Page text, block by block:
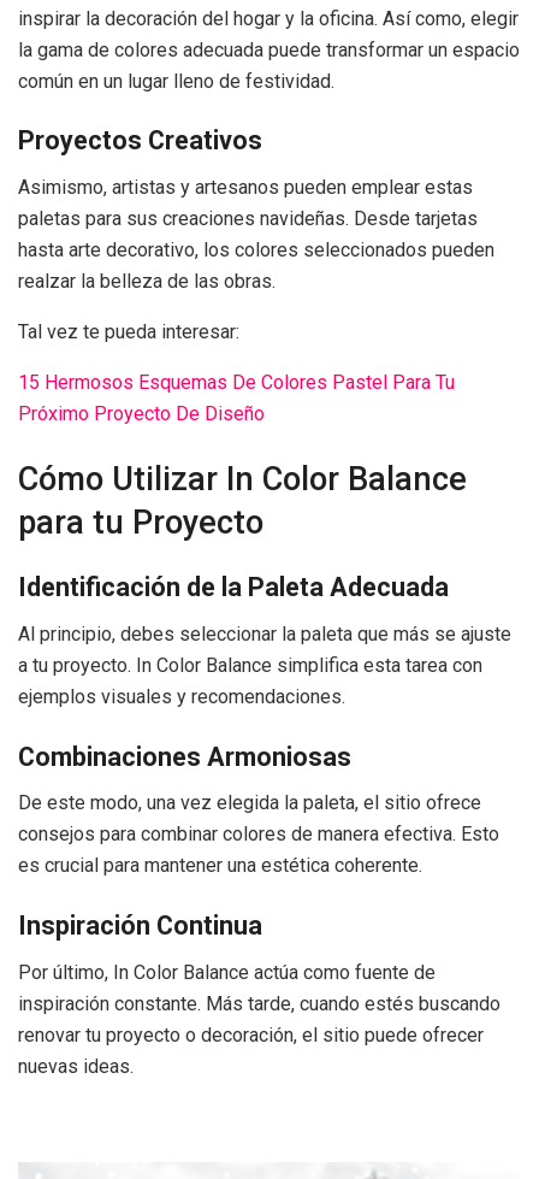
inspirar la decoración del hogar y la oficina. Así como, elegir
la gama de colores adecuada puede transformar un espacio
común en un lugar lleno de festividad.
Proyectos Creativos
Asimismo, artistas y artesanos pueden emplear estas
paletas para sus creaciones navideñas. Desde tarjetas
hasta arte decorativo, los colores seleccionados pueden
realzar la belleza de las obras.
Tal vez te pueda interesar:
15 Hermosos Esquemas De Colores Pastel Para Tu
Próximo Proyecto De Diseño
Cómo Utilizar In Color Balance
para tu Proyecto
Identificación de la Paleta Adecuada
Al principio, debes seleccionar la paleta que más se ajuste
a tu proyecto. In Color Balance simplifica esta tarea con
ejemplos visuales y recomendaciones.
Combinaciones Armoniosas
De este modo, una vez elegida la paleta, el sitio ofrece
consejos para combinar colores de manera efectiva. Esto
es crucial para mantener una estética coherente.
Inspiración Continua
Por último, In Color Balance actúa como fuente de
inspiración constante. Más tarde, cuando estés buscando
renovar tu proyecto o decoración, el sitio puede ofrecer
nuevas ideas.